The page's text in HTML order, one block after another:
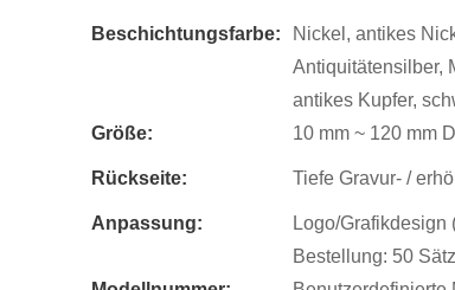
Beschichtungsfarbe:
Nickel, antikes
Antiquitätensilber,
antikes Kupfer,
Größe:
10 mm ~ 120 mm
Rückseite: Tiefe Gravur- /
Anpassung:
Logo/Grafikdesign
Bestellung: 50